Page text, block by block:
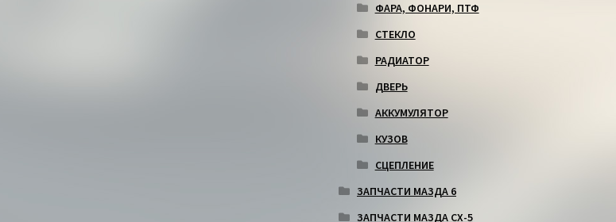
ФАРА, ФОНАРИ, ПТФ
СТЕКЛО
РАДИАТОР
ДВЕРЬ
АККУМУЛЯТОР
КУЗОВ
СЦЕПЛЕНИЕ
ЗАПЧАСТИ МАЗДА 6
ЗАПЧАСТИ МАЗДА СХ-5